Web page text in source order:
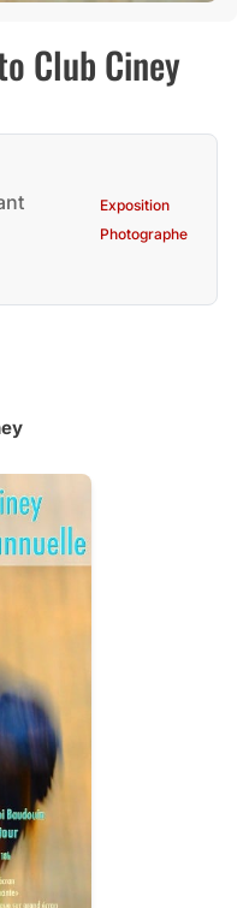
Club Ciney
Exposition
Photographe